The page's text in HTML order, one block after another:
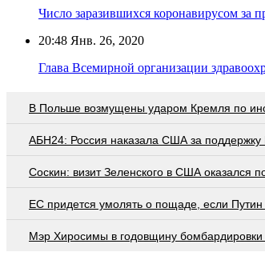
Число заразившихся коронавирусом за
20:48 Янв. 26, 2020
Глава Всемирной организации
В Польше возмущены ударом Кремля по
АБН24: Россия наказала США за поддержку
Соскин: визит Зеленского в США оказался
EC придется умолять о пощаде, если
Мэр Хиросимы в годовщину бомбардировки